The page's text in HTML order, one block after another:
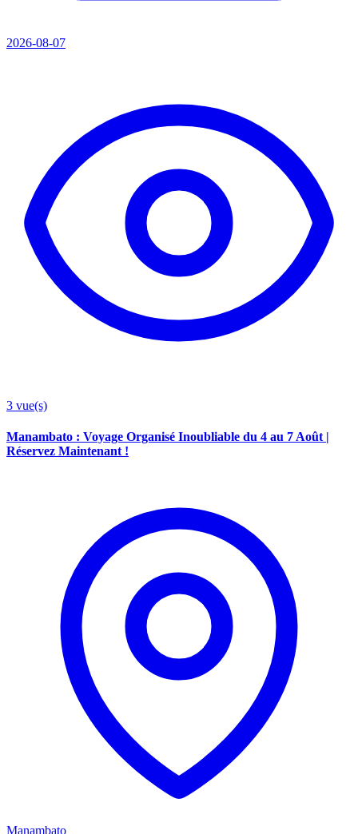
2026-08-07
3 vue(s)
Manambato : Voyage Organisé Inoubliable du 4 au 7 Août |
Réservez Maintenant !
Manambato